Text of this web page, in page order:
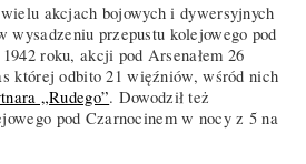
akcjach bojowych i dywersyjnych
przepustu kolejowego pod
roku, akcji pod Arsenałem 26
której odbito 21 więźniów, wśród nich
„Rudego”. Dowodził też
pod Czarnocinem w nocy z 5 na